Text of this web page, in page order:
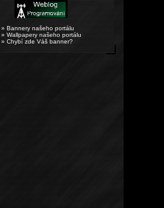
» Bannery našeho portálu
» Wallpapery našeho portálu
» Chybí zde Váš banner?